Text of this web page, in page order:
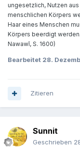
ungesetzlich, Nutzen
menschlichen Körpers
Haar eines Menschen
Körpers beerdigt
Nawawī, S. 1600)
Bearbeitet 28.
Zitieren
Sunnit
Geschrieben